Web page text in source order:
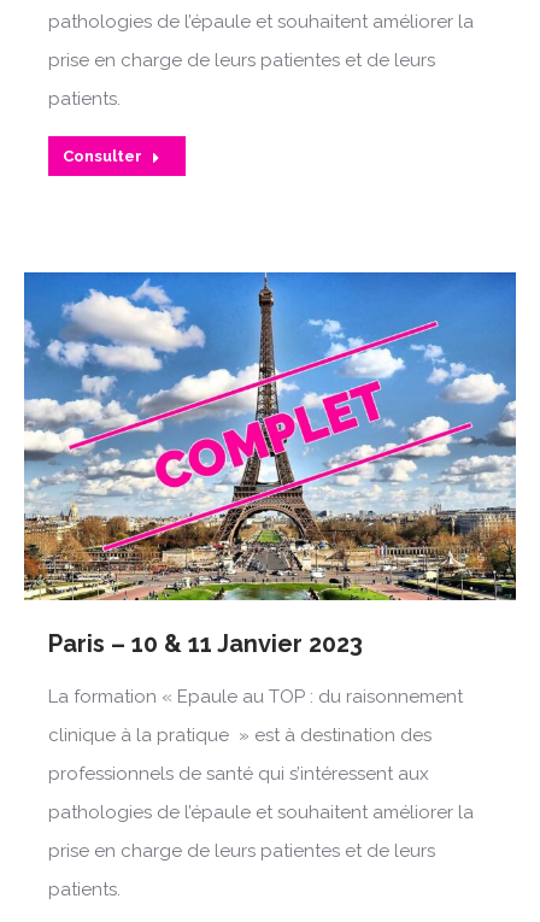
pathologies de l’épaule et souhaitent améliorer la
prise en charge de leurs patientes et de leurs
patients.
Consulter
Paris – 10 & 11 Janvier 2023
La formation « Epaule au TOP : du raisonnement
clinique à la pratique » est à destination des
professionnels de santé qui s’intéressent aux
pathologies de l’épaule et souhaitent améliorer la
prise en charge de leurs patientes et de leurs
patients.